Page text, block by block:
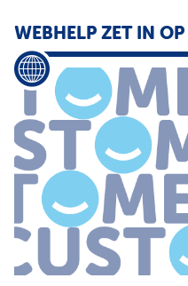
WEBHELP ZET IN OP